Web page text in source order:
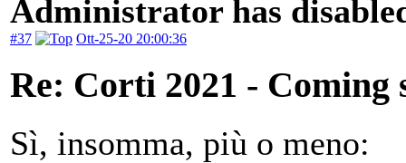
Administrator has
#37 Ott-25-20 20:00:36
Re: Corti 2021 - Coming
Sì, insomma, più o meno: